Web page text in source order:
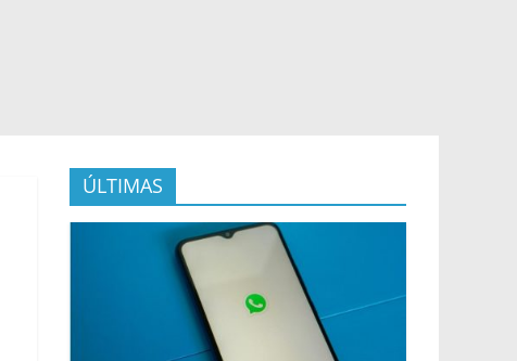
ÚLTIMAS